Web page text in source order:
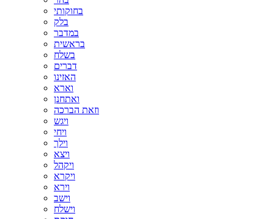
בחוקותי
בלק
במדבר
בראשית
בשלח
דברים
האזינו
וארא
ואתחנן
וזאת הברכה
ויגש
ויחי
וילך
ויצא
ויקהל
ויקרא
וירא
וישב
וישלח